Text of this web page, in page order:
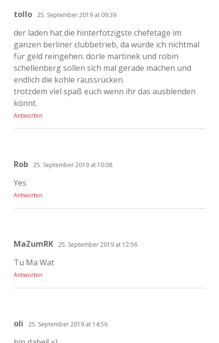
tollo 25. September 2019 at 09:39
der laden hat die hinterfotzigste chefetage im
ganzen berliner clubbetrieb, da würde ich nichtmal
für geld reingehen. dorle martinek und robin
schellenberg sollen sich mal gerade machen und
endlich die kohle raussrücken.
trotzdem viel spaß euch wenn ihr das ausblenden
könnt.
Antworten
Rob 25. September 2019 at 10:08
Yes
Antworten
MaZumRK 25. September 2019 at 12:56
Tu Ma Wat
Antworten
oli 25. September 2019 at 14:56